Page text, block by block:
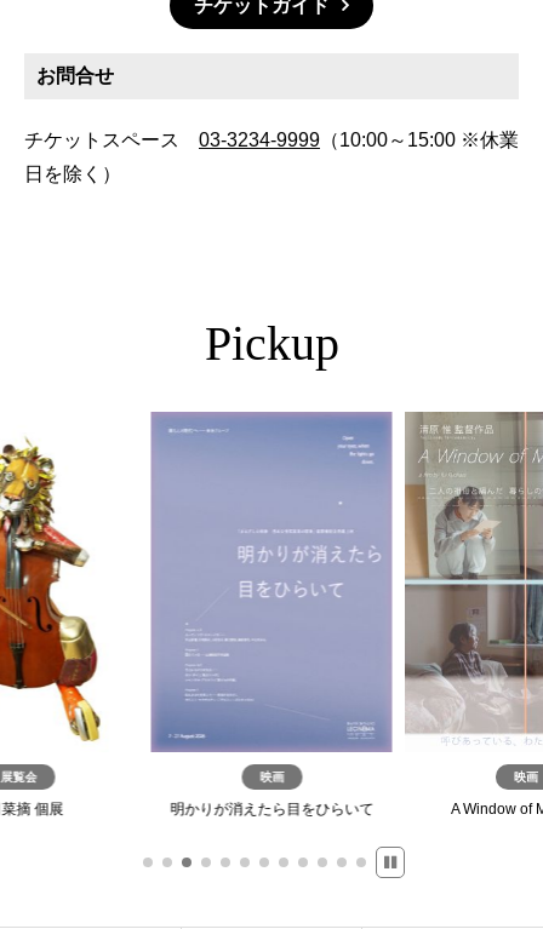
チケットガイド
お問合せ
チケットスペース 03-3234-9999 （10:00～15:00 ※休業
日を除く）
Pickup
展覧会
摘 個展
映画
明かりが消えたら目をひらいて
映画
A Window of